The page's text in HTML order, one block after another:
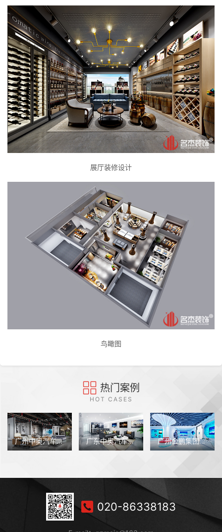
展厅装修设计
鸟瞰图
热门案例
HOT CASES
广州中奥汽车销售办公室装修 广东中奥汽车销售服务办公室装修设计 广州金鹏集团展厅设计
020-86338183